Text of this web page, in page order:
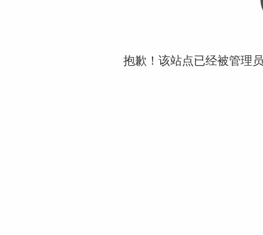
抱歉！该站点已经被管理